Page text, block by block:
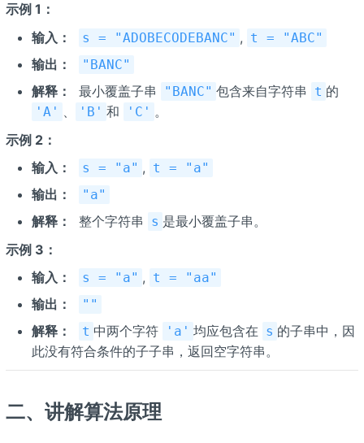
示例 1：
输入：
s = "ADOBECODEBANC" , t = "ABC"
输出： "BANC"
解释： ​ 最小覆盖子串 "BANC" 包含来自字符串 t 的
'A' 'B' 和 'C' 。
示例 2：
输入：
s = "a" , t = "a"
输出： "a"
解释： ​ 整个字符串 s 是最小覆盖子串。
示例 3：
输入：
s = "a" , t = "aa"
输出： ""
解释： t 中两个字符 'a' 均应包含在 s 的子串中，因
此没有符合条件的子子串，返回空字符串。
二、讲解算法原理